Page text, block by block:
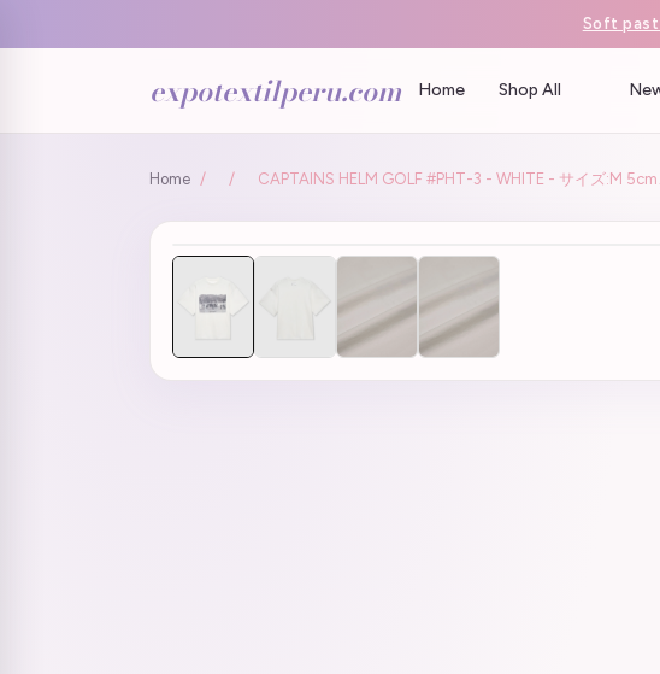
Soft
expotextilperu.com Home Shop All
Home / / CAPTAINS HELM GOLF #PHT-3 - WHITE - サイズ:M